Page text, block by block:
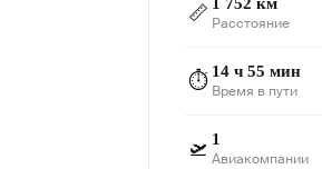
📏 Расстояние
⏱️ 14 ч 55 мин
Время в пути
🛫 1
Авиакомпании